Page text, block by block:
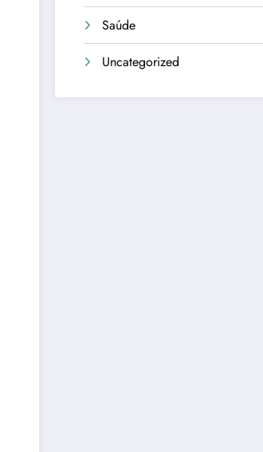
Saúde
Uncategorized